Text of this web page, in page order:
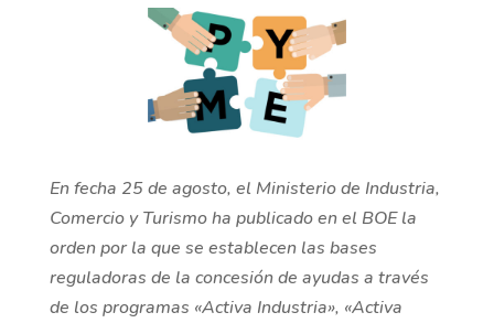
En fecha 25 de agosto, el Ministerio de Industria,
Comercio y Turismo ha publicado en el BOE la
orden por la que se establecen las bases
reguladoras de la concesión de ayudas a través
de los programas «Activa Industria», «Activa